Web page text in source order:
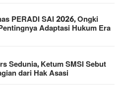
PERADI SAI 2026, Ongki
Adaptasi Hukum Era
Sedunia, Ketum SMSI Sebut
dari Hak Asasi